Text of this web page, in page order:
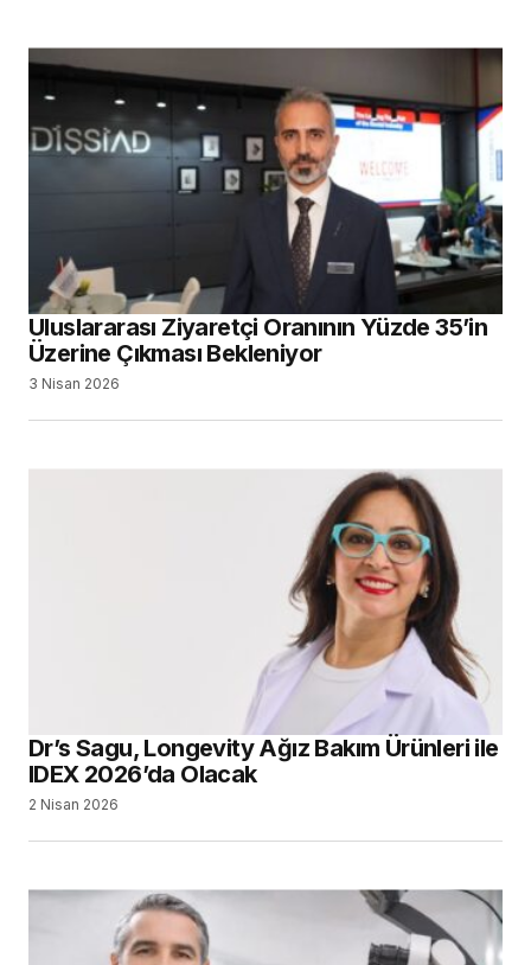
Uluslararası Ziyaretçi Oranının Yüzde 35’in
Üzerine Çıkması Bekleniyor
3 Nisan 2026
Dr’s Sagu, Longevity Ağız Bakım Ürünleri ile
IDEX 2026’da Olacak
2 Nisan 2026